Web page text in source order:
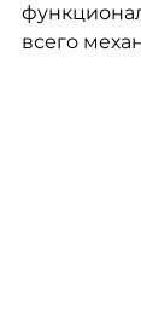
всего